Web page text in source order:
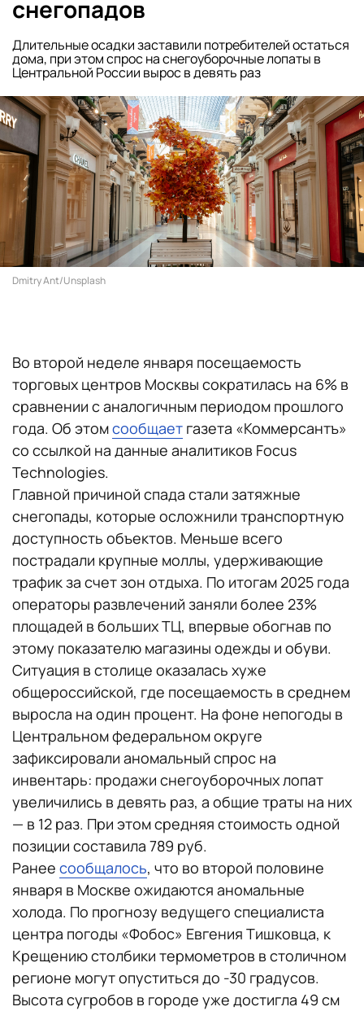
снегопадов
Длительные осадки заставили потребителей остаться
дома, при этом спрос на снегоуборочные лопаты в
Центральной России вырос в девять раз
Dmitry Ant/Unsplash
Во второй неделе января посещаемость
торговых центров Москвы сократилась на 6% в
сравнении с аналогичным периодом прошлого
года. Об этомсообщает газета «Коммерсантъ»
со ссылкой на данные аналитиков Focus
Technologies.
Главной причиной спада стали затяжные
снегопады, которые осложнили транспортную
доступность объектов. Меньше всего
пострадали крупные моллы, удерживающие
трафик за счет зон отдыха. По итогам 2025 года
операторы развлечений заняли более 23%
площадей в больших ТЦ, впервые обогнав по
этому показателю магазины одежды и обуви.
Ситуация в столице оказалась хуже
общероссийской, где посещаемость в среднем
выросла на один процент. На фоне непогоды в
Центральном федеральном округе
зафиксировали аномальный спрос на
инвентарь: продажи снегоуборочных лопат
увеличились в девять раз, а общие траты на них
— в 12 раз. При этом средняя стоимость одной
позиции составила 789 руб.
Ранее сообщалось, что во второй половине
января в Москве ожидаются аномальные
холода. По прогнозу ведущего специалиста
центра погоды «Фобос» Евгения Тишковца, к
Крещению столбики термометров в столичном
регионе могут опуститься до -30 градусов.
Высота сугробов в городе уже достигла 49 см